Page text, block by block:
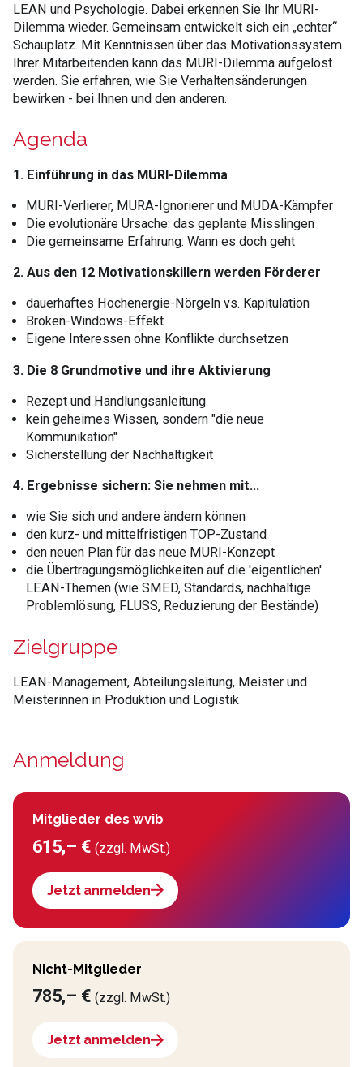
LEAN und Psychologie. Dabei erkennen Sie Ihr MURI-
Dilemma wieder. Gemeinsam entwickelt sich ein „echter“
Schauplatz. Mit Kenntnissen über das Motivationssystem
Ihrer Mitarbeitenden kann das MURI-Dilemma aufgelöst
werden. Sie erfahren, wie Sie Verhaltensänderungen
bewirken - bei Ihnen und den anderen.
Agenda
1. Einführung in das MURI-Dilemma
MURI-Verlierer, MURA-Ignorierer und MUDA-Kämpfer
Die evolutionäre Ursache: das geplante Misslingen
Die gemeinsame Erfahrung: Wann es doch geht
2. Aus den 12 Motivationskillern werden Förderer
dauerhaftes Hochenergie-Nörgeln vs. Kapitulation
Broken-Windows-Effekt
Eigene Interessen ohne Konflikte durchsetzen
3. Die 8 Grundmotive und ihre Aktivierung
Rezept und Handlungsanleitung
kein geheimes Wissen, sondern "die neue
Kommunikation"
Sicherstellung der Nachhaltigkeit
4. Ergebnisse sichern: Sie nehmen mit...
wie Sie sich und andere ändern können
den kurz- und mittelfristigen TOP-Zustand
den neuen Plan für das neue MURI-Konzept
die Übertragungsmöglichkeiten auf die 'eigentlichen'
LEAN-Themen (wie SMED, Standards, nachhaltige
Problemlösung, FLUSS, Reduzierung der Bestände)
Zielgruppe
LEAN-Management, Abteilungsleitung, Meister und
Meisterinnen in Produktion und Logistik
Anmeldung
Mitglieder des wvib
615,– €(zzgl. MwSt.)
Jetzt anmelden
Nicht-Mitglieder
785,– €(zzgl. MwSt.)
Jetzt anmelden